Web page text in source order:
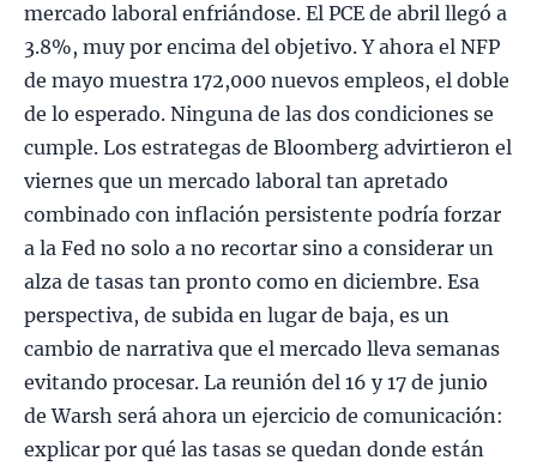
mercado laboral enfriándose. El PCE de abril llegó a
3.8%, muy por encima del objetivo. Y ahora el NFP
de mayo muestra 172,000 nuevos empleos, el doble
de lo esperado. Ninguna de las dos condiciones se
cumple. Los estrategas de Bloomberg advirtieron el
viernes que un mercado laboral tan apretado
combinado con inflación persistente podría forzar
a la Fed no solo a no recortar sino a considerar un
alza de tasas tan pronto como en diciembre. Esa
perspectiva, de subida en lugar de baja, es un
cambio de narrativa que el mercado lleva semanas
evitando procesar. La reunión del 16 y 17 de junio
de Warsh será ahora un ejercicio de comunicación:
explicar por qué las tasas se quedan donde están